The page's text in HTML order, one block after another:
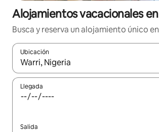
Alojamientos vacacionales
Busca y reserva un alojamiento único
Ubicación
Cuando los resultados estén disponibles,
Llegada
Salida